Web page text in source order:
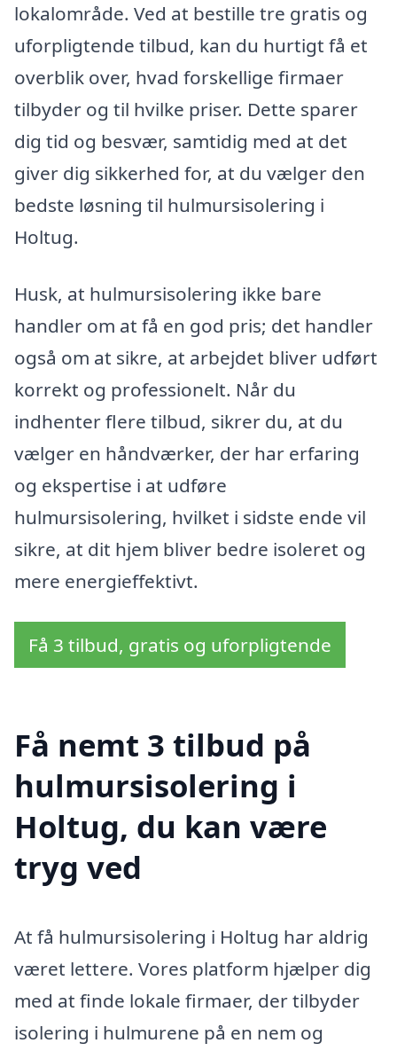
lokalområde. Ved at bestille tre gratis og
uforpligtende tilbud, kan du hurtigt få et
overblik over, hvad forskellige firmaer
tilbyder og til hvilke priser. Dette sparer
dig tid og besvær, samtidig med at det
giver dig sikkerhed for, at du vælger den
bedste løsning til hulmursisolering i
Holtug.
Husk, at hulmursisolering ikke bare
handler om at få en god pris; det handler
også om at sikre, at arbejdet bliver udført
korrekt og professionelt. Når du
indhenter flere tilbud, sikrer du, at du
vælger en håndværker, der har erfaring
og ekspertise i at udføre
hulmursisolering, hvilket i sidste ende vil
sikre, at dit hjem bliver bedre isoleret og
mere energieffektivt.
Få 3 tilbud, gratis og uforpligtende
Få nemt 3 tilbud på
hulmursisolering i
Holtug, du kan være
tryg ved
At få hulmursisolering i Holtug har aldrig
været lettere. Vores platform hjælper dig
med at finde lokale firmaer, der tilbyder
isolering i hulmurene på en nem og